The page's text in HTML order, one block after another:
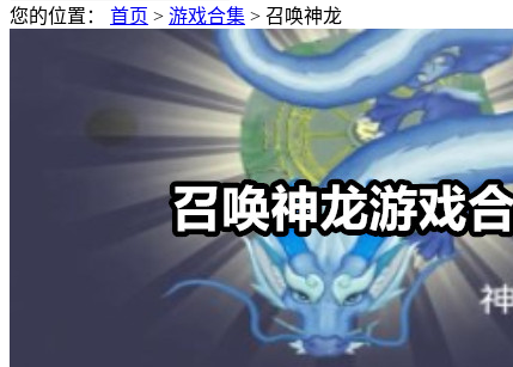
您的位置： 首页 > 游戏合集 > 召唤神龙